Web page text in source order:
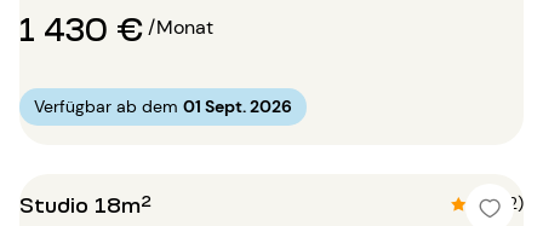
1 430 €/Monat
Verfügbar ab dem 01 Sept. 2026
Studio 18m² 4.5 (2)